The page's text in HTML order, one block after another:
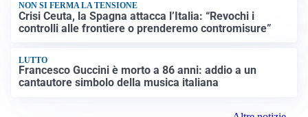
NON SI FERMA LA TENSIONE
Crisi Ceuta, la Spagna attacca l’Italia: “Revochi i
controlli alle frontiere o prenderemo contromisure”
LUTTO
Francesco Guccini è morto a 86 anni: addio a un
cantautore simbolo della musica italiana